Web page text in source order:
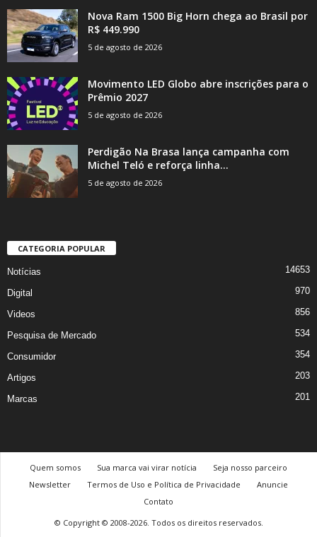
Nova Ram 1500 Big Horn chega ao Brasil por
R$ 449.990
5 de agosto de 2026
Movimento LED Globo abre inscrições para o
Prêmio 2027
5 de agosto de 2026
Perdigão Na Brasa lança campanha com
Michel Teló e reforça linha...
5 de agosto de 2026
CATEGORIA POPULAR
Notícias 14653
Digital 970
Videos 856
Pesquisa de Mercado 534
Consumidor 354
Artigos 203
Marcas 201
Quem somos Sua marca vai virar notícia
Seja nosso parceiro
Newsletter
Termos de Uso e Política de Privacidade
Anuncie
Contato
© Copyright © 2008-2026. Todos os direitos reservados.